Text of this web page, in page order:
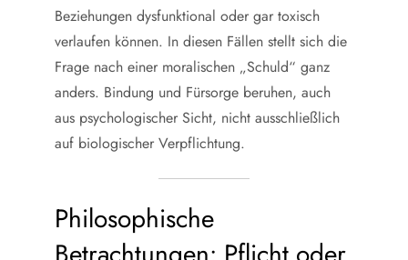
Beziehungen dysfunktional oder gar toxisch
verlaufen können. In diesen Fällen stellt sich die
Frage nach einer moralischen „Schuld“ ganz
anders. Bindung und Fürsorge beruhen, auch
aus psychologischer Sicht, nicht ausschließlich
auf biologischer Verpflichtung.
Philosophische